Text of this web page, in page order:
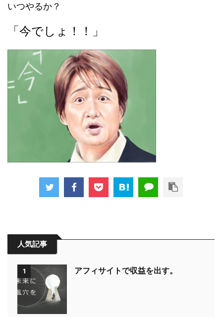
いつやるか？
「今でしょ！！」
人気記事
1 アフィサイトで収益を出す。